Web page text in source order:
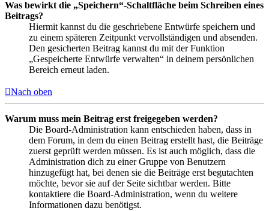
Was bewirkt die „Speichern“-Schaltfläche beim Schreiben eines
Beitrags?
Hiermit kannst du die geschriebene Entwürfe speichern und
zu einem späteren Zeitpunkt vervollständigen und absenden.
Den gesicherten Beitrag kannst du mit der Funktion
„Gespeicherte Entwürfe verwalten“ in deinem persönlichen
Bereich erneut laden.
Nach oben
Warum muss mein Beitrag erst freigegeben werden?
Die Board-Administration kann entschieden haben, dass in
dem Forum, in dem du einen Beitrag erstellt hast, die Beiträge
zuerst geprüft werden müssen. Es ist auch möglich, dass die
Administration dich zu einer Gruppe von Benutzern
hinzugefügt hat, bei denen sie die Beiträge erst begutachten
möchte, bevor sie auf der Seite sichtbar werden. Bitte
kontaktiere die Board-Administration, wenn du weitere
Informationen dazu benötigst.